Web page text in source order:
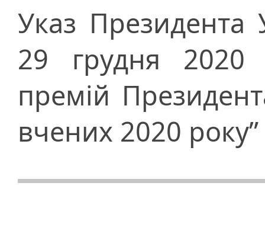
Указ Президента
29 грудня 2020
премій
вчених 2020 року”